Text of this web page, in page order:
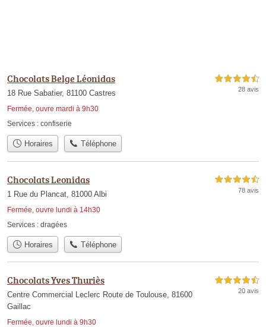
Chocolats Belge Léonidas
18 Rue Sabatier, 81100 Castres
Fermée, ouvre mardi à 9h30
4,5 étoiles sur 5
28 avis
Services : confiserie
Horaires Téléphone
Chocolats Leonidas
1 Rue du Plancat, 81000 Albi
Fermée, ouvre lundi à 14h30
4,5 étoiles sur 5
78 avis
Services : dragées
Horaires Téléphone
Chocolats Yves Thuriès
Centre Commercial Leclerc Route de Toulouse, 81600
Gaillac
Fermée, ouvre lundi à 9h30
4,5 étoiles sur 5
20 avis